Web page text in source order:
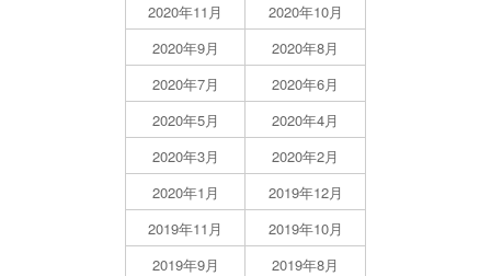
2020年11月
2020年10月
2020年9月
2020年8月
2020年7月
2020年6月
2020年5月
2020年4月
2020年3月
2020年2月
2020年1月
2019年12月
2019年11月
2019年10月
2019年9月
2019年8月